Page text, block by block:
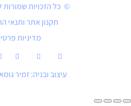
© כל הזכויות
תקנון אתר ותנאי
מדיניות
עיצוב ובניה: זמיר